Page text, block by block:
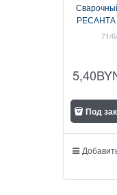
РЕСАНТА
71/
5,40
Под